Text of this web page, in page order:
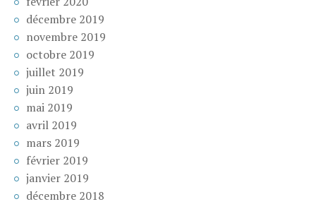
décembre 2019
novembre 2019
octobre 2019
juillet 2019
juin 2019
mai 2019
avril 2019
mars 2019
février 2019
janvier 2019
décembre 2018